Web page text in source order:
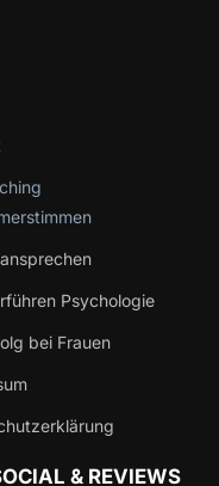
Psychologie
bei Frauen
& REVIEWS